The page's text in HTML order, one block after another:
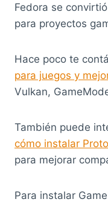
Fedora se
para proyectos
Hace poco te
para juegos y
Vulkan,
También puede
cómo instalar
para mejorar
Para instalar